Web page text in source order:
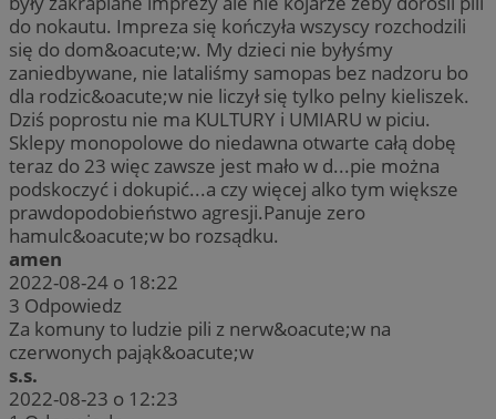
do nokautu. Impreza się kończyła wszyscy rozchodzili
się do dom&oacute;w. My dzieci nie byłyśmy
zaniedbywane, nie lataliśmy samopas bez nadzoru bo
dla rodzic&oacute;w nie liczył się tylko pelny kieliszek.
Dziś poprostu nie ma KULTURY i UMIARU w piciu.
Sklepy monopolowe do niedawna otwarte całą dobę
teraz do 23 więc zawsze jest mało w d...pie można
podskoczyć i dokupić...a czy więcej alko tym większe
prawdopodobieństwo agresji.Panuje zero
hamulc&oacute;w bo rozsądku.
amen
2022-08-24 o 18:22
3 Odpowiedz
Za komuny to ludzie pili z nerw&oacute;w na
czerwonych pająk&oacute;w
s.s.
2022-08-23 o 12:23